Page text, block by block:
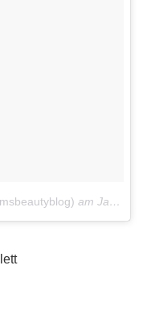
am Jan 24, 2018 um 7:58 PST